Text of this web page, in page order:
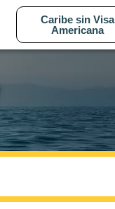
Caribe sin Visa
Americana